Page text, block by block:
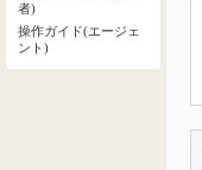
者)
操作ガイド(エージェ
ント)